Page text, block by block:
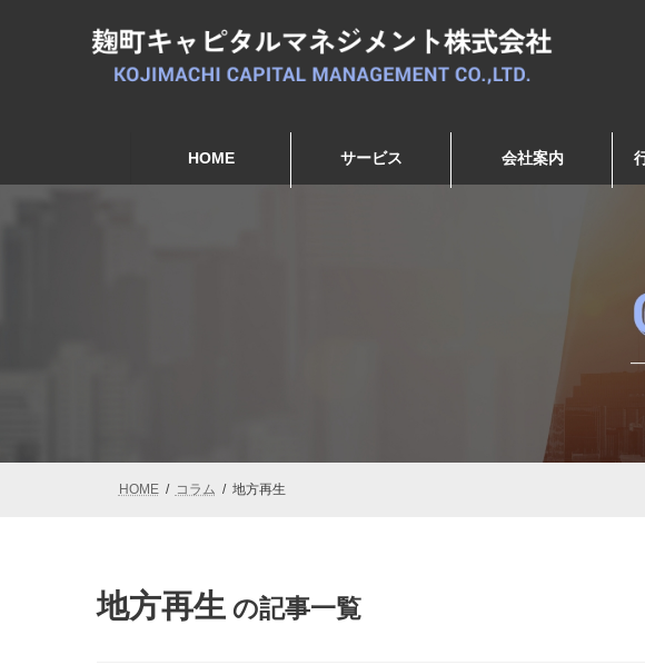
HOME サービス 会社案内
HOME コラム 地方再生
地方再生